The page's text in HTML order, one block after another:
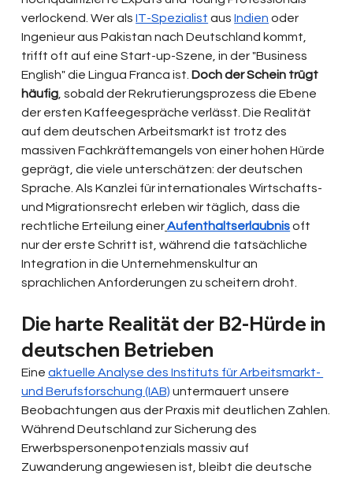
verlockend. Wer als IT-Spezialist aus Indien oder
Ingenieur aus Pakistan nach Deutschland kommt,
trifft oft auf eine Start-up-Szene, in der "Business
English" die Lingua Franca ist. Doch der Schein trügt
häufig , sobald der Rekrutierungsprozess die Ebene
der ersten Kaffeegespräche verlässt. Die Realität
auf dem deutschen Arbeitsmarkt ist trotz des
massiven Fachkräftemangels von einer hohen Hürde
geprägt, die viele unterschätzen: der deutschen
Sprache. Als Kanzlei für internationales Wirtschafts-
und Migrationsrecht erleben wir täglich, dass die
rechtliche Erteilung einerAufenthaltserlaubnis oft
nur der erste Schritt ist, während die tatsächliche
Integration in die Unternehmenskultur an
sprachlichen Anforderungen zu scheitern droht.
Die harte Realität der B2-Hürde in
deutschen Betrieben
Eine aktuelle Analyse des Instituts für Arbeitsmarkt-
und Berufsforschung (IAB) untermauert unsere
Beobachtungen aus der Praxis mit deutlichen Zahlen.
Während Deutschland zur Sicherung des
Erwerbspersonenpotenzials massiv auf
Zuwanderung angewiesen ist, bleibt die deutsche